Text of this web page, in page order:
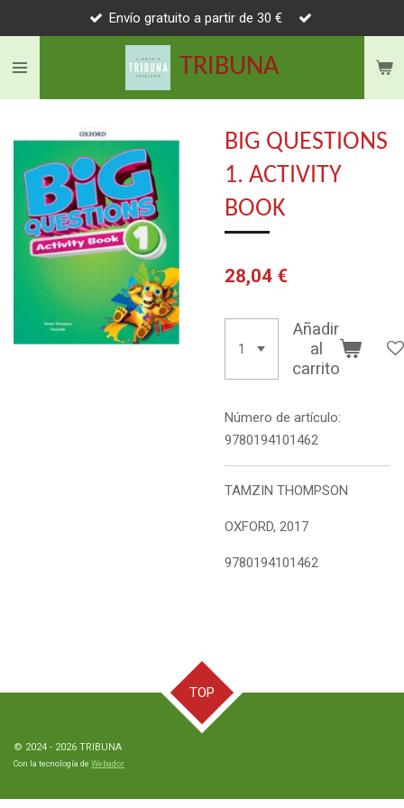
contenido
TRIBUNA
Envío gratuito a partir de 30 €
BIG QUESTIONS
1. ACTIVITY
BOOK
28,04 €
Añadir
al
carrito
Número de artículo:
9780194101462
TAMZIN THOMPSON
OXFORD, 2017
9780194101462
TOP
© 2024 - 2026 TRIBUNA
Con la tecnología de Webador